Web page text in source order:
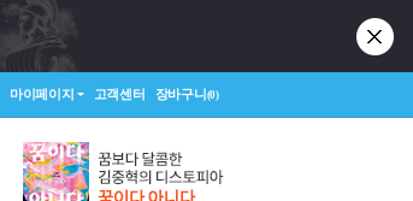
마이페이지 고객센터 장바구니(0)